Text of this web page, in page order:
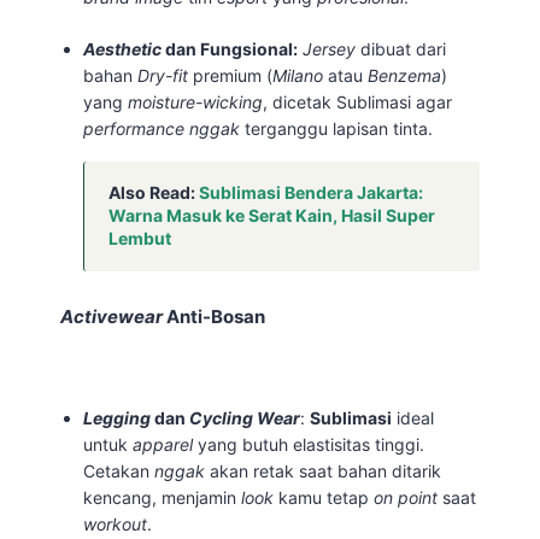
Aestheticdan Fungsional: Jersey dibuat dari
bahanDry-fit premium (Milano atauBenzema)
yangmoisture-wicking, dicetak Sublimasi agar
performance nggak terganggu lapisan tinta.
Also Read:Sublimasi Bendera Jakarta:
Warna Masuk ke Serat Kain, Hasil Super
Lembut
ActivewearAnti-Bosan
Leggingdan Cycling Wear:Sublimasi ideal
untukapparelyang butuh elastisitas tinggi.
Cetakannggak akan retak saat bahan ditarik
kencang, menjaminlook kamu tetapon point saat
workout.